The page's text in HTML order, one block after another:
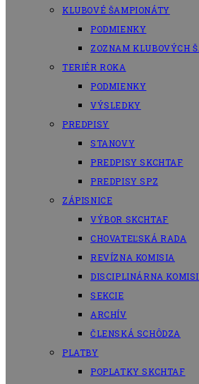
KLUBOVÉ ŠAMPIONÁTY
PODMIENKY
ZOZNAM KLUBOVÝCH
TERIÉR ROKA
PODMIENKY
VÝSLEDKY
PREDPISY
STANOVY
PREDPISY SKCHTAF
PREDPISY SPZ
ZÁPISNICE
VÝBOR SKCHTAF
CHOVATEĽSKÁ RADA
REVÍZNA KOMISIA
DISCIPLINÁRNA
SEKCIE
ARCHÍV
ČLENSKÁ SCHÔDZA
PLATBY
POPLATKY SKCHTAF